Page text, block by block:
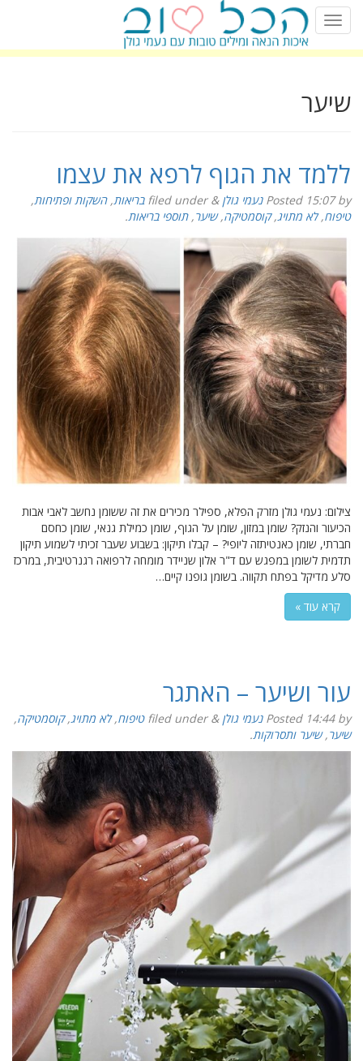
שיער
ללמד את הגוף לרפא את עצמו
Posted 15:07by נעמי גולן &
filed under בריאות,השקות ופתיחות,
טיפוח,לא מתויג,קוסמטיקה,שיער,תוספי בריאות.
צילום: נעמי גולן מזרק הפלא, ספילר מכירים את זה ששומן נחשב לאבי אבות
הכיעור והנזק? שומן במזון, שומן על הגוף, שומן כמילת גנאי, שומן כחסם
חברתי, שומן כאנטיתזה ליופי? – קבלו תיקון: בשבוע שעבר זכיתי לשמוע תיקון
תדמית לשומן במפגש עם ד"ר אלון שניידר מומחה לרפואה רגנרטיבית, במרכז
סלע מדיקל בפתח תקווה. בשומן גופנו קיים…
קרא עוד »
עור ושיער – האתגר
Posted 14:44by נעמי גולן &
filed under טיפוח,לא מתויג,קוסמטיקה,
שיער,שיער ותסרוקות.